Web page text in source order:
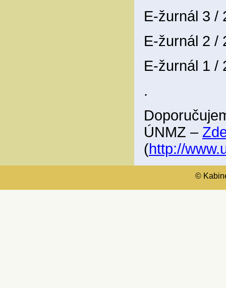
E-žurnál 3 /
E-žurnál 2 /
E-žurnál 1 /
.
ÚNMZ –
(http://
©